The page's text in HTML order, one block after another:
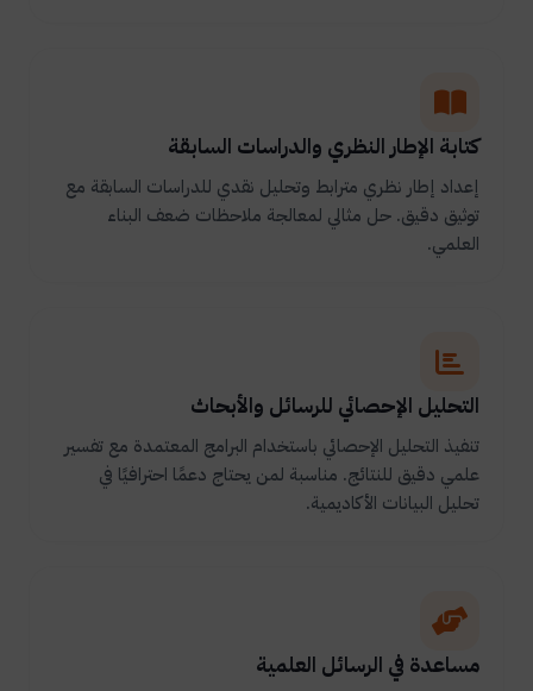
كتابة الإطار النظري والدراسات السابقة
إعداد إطار نظري مترابط وتحليل نقدي للدراسات السابقة مع
توثيق دقيق. حل مثالي لمعالجة ملاحظات ضعف البناء
العلمي.
التحليل الإحصائي للرسائل والأبحاث
تنفيذ التحليل الإحصائي باستخدام البرامج المعتمدة مع تفسير
علمي دقيق للنتائج. مناسبة لمن يحتاج دعمًا احترافيًا في
تحليل البيانات الأكاديمية.
مساعدة في الرسائل العلمية